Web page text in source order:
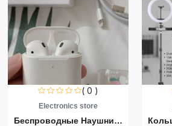
( 0 )
Electronics store
Беспроводные Наушники Air...